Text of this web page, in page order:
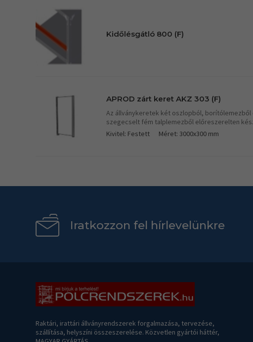
Kidőlésgátló 800 (F)
APROD zárt keret AKZ 303 (F)
Az állványkeretek két oszlopból, borítólemezből
szegecselt fém talplemezből előreszerelten
Kivitel: Festett
Méret: 3000x300 mm
Iratkozzon fel hírlevelünkre
Raktári, irattári állványrendszerek forgalmazása, tervezése,
szállítása, helyszíni összeszerelése. Közvetlen gyártói háttér,